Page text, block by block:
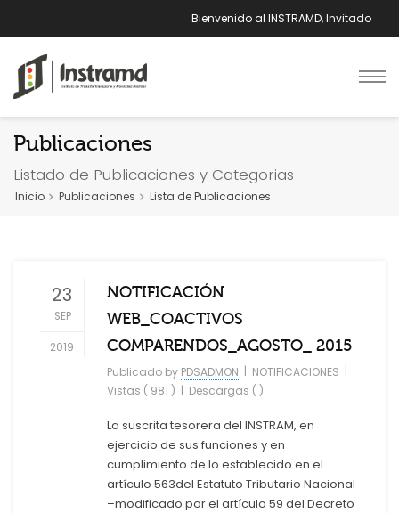
Bienvenido al INSTRAMD, Invitado
Publicaciones
Listado de Publicaciones y Categorias
Inicio Publicaciones Lista de Publicaciones
23
SEP
2019
NOTIFICACIÓN
WEB_COACTIVOS
COMPARENDOS_AGOSTO_ 2015
Publicado by PDSADMON | NOTIFICACIONES |
Vistas ( 981 ) | Descargas ( )
La suscrita tesorera del INSTRAM, en
ejercicio de sus funciones y en
cumplimiento de lo establecido en el
artículo 563del Estatuto Tributario Nacional
–modificado por el artículo 59 del Decreto